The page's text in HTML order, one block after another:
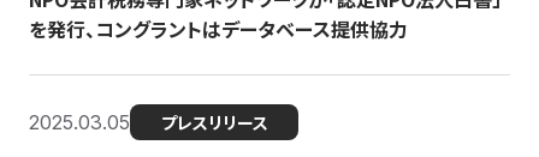
を発行、コングラントはデータベース提供協力
2025.03.05 プレスリリース